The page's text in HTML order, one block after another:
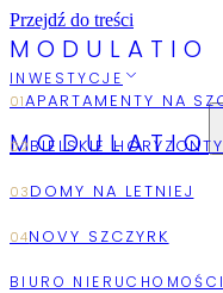
Przejdź do treści
M O D U L A T I O
INWESTYCJE
BIURO NIERUCHOMOŚCI
MODULATIO
AUGUST
2026